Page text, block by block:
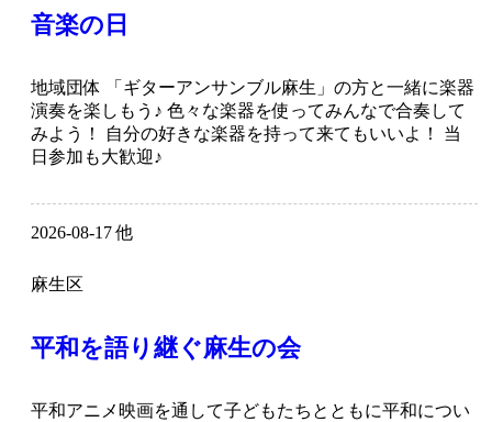
音楽の日
地域団体 「ギターアンサンブル麻生」の方と一緒に楽器
演奏を楽しもう♪ 色々な楽器を使ってみんなで合奏して
みよう！ 自分の好きな楽器を持って来てもいいよ！ 当
日参加も大歓迎♪
2026-08-17 他
麻生区
平和を語り継ぐ麻生の会
平和アニメ映画を通して子どもたちとともに平和につい